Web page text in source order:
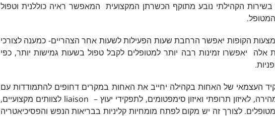
הקהילתי נובע מתוקף הכשרתן המקצועית המאפשר ראיה כוללנית וטפול
הקופות יאפשר הרחבת שעות הפעילות לשעות אחר הצהריים- כמענה לצורכי
אלה יאפשרו זמינות רבה יותר למטופלים לקבל טפול בשעות גמישות יותר, כפי
העצמאי של האחות בקהילה יחייב את האחות במקרים דחופים להתמודדות עם
מצבי משבר ולקבלת החלטות מהירה, לאיזון תרופתי ואיזון סימפטומים, לתפקידי יעוץ – liaison לצוותים מקצועיים,
לצורך זה יש מקום לפתח מומחיות קליניות בבריאות הנפש והפסיכיאטריה